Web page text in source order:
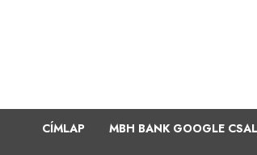
CÍMLAP MBH BANK GOOGLE